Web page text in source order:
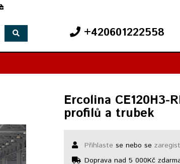
+420601222558
Ercolina CE120H3-
profilů a trubek
Přihlaste se nebo se
Doprava nad 5 000Kč